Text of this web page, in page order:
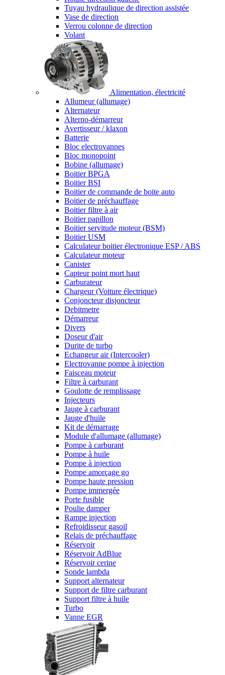
Tuyau hydraulique de direction assistée
Vase de direction
Verrou colonne de direction
Volant
Alimentation, électricité
Allumeur (allumage)
Alternateur
Alterno-démarreur
Avertisseur / klaxon
Batterie
Bloc electrovannes
Bloc monopoint
Bobine (allumage)
Boitier BPGA
Boitier BSI
Boitier de commande de boite auto
Boitier de préchauffage
Boitier filtre à air
Boitier papillon
Boitier servitude moteur (BSM)
Boitier USM
Calculateur boitier électronique ESP / ABS
Calculateur moteur
Canister
Capteur point mort haut
Carburateur
Chargeur (Voiture électrique)
Conjoncteur disjoncteur
Debitmetre
Démarreur
Divers
Doseur d'air
Durite de turbo
Echangeur air (Intercooler)
Electrovanne pompe à injection
Faisceau moteur
Filtre à carburant
Goulotte de remplissage
Injecteurs
Jauge à carburant
Jauge d'huile
Kit de démarrage
Module d'allumage (allumage)
Pompe à carburant
Pompe à huile
Pompe à injection
Pompe amorçage go
Pompe haute pression
Pompe immergée
Porte fusible
Poulie damper
Rampe injection
Refroidisseur gasoil
Relais de préchauffage
Réservoir
Réservoir AdBlue
Réservoir cerine
Sonde lambda
Support alternateur
Support de filtre carburant
Support filtre à huile
Turbo
Vanne EGR